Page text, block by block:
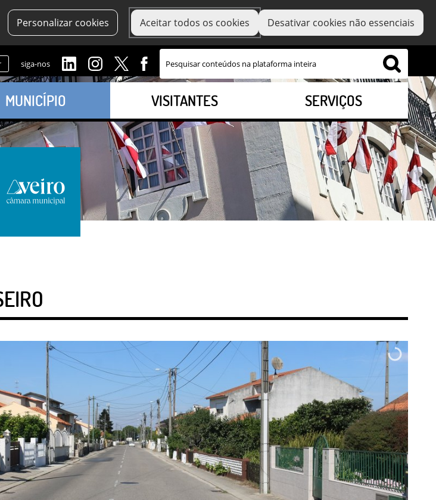
Personalizar cookies Aceitar todos os cookies Desativar cookies não essenciais
siga-nos
MUNICÍPIO VISITANTES SERVIÇOS